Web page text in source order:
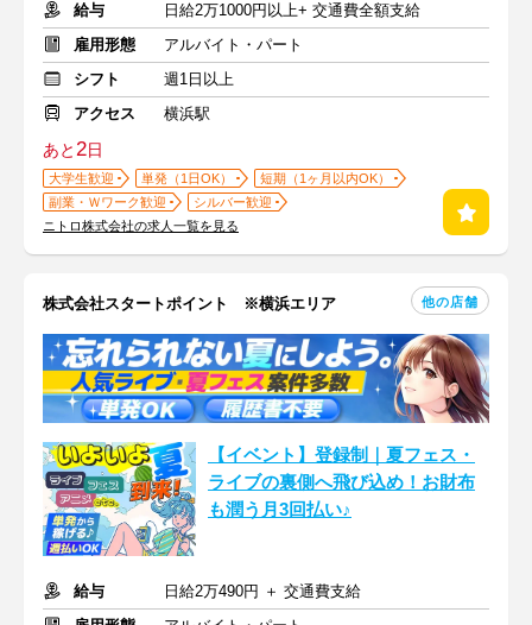
給与
日給2万1000円以上+ 交通費全額支給
雇用形態
アルバイト・パート
シフト
週1日以上
アクセス
横浜駅
あと2日
大学生歓迎 単発（1日OK）
短期（1ヶ月以内OK）
副業・Ｗワーク歓迎
シルバー歓迎
ニトロ株式会社の求人一覧を見る
株式会社スタートポイント ※横浜エリア 他の店舗
【イベント】登録制｜夏フェス・
ライブの裏側へ飛び込め！お財布
も潤う月3回払い♪
給与
日給2万490円 ＋ 交通費支給